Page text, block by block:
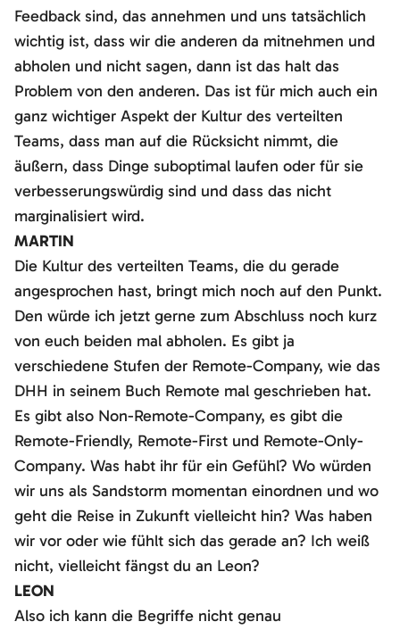
Feedback sind, das annehmen und uns tatsächlich
wichtig ist, dass wir die anderen da mitnehmen und
abholen und nicht sagen, dann ist das halt das
Problem von den anderen. Das ist für mich auch ein
ganz wichtiger Aspekt der Kultur des verteilten
Teams, dass man auf die Rücksicht nimmt, die
äußern, dass Dinge suboptimal laufen oder für sie
verbesserungswürdig sind und dass das nicht
marginalisiert wird.
MARTIN
Die Kultur des verteilten Teams, die du gerade
angesprochen hast, bringt mich noch auf den Punkt.
Den würde ich jetzt gerne zum Abschluss noch kurz
von euch beiden mal abholen. Es gibt ja
verschiedene Stufen der Remote-Company, wie das
DHH in seinem Buch Remote mal geschrieben hat.
Es gibt also Non-Remote-Company, es gibt die
Remote-Friendly, Remote-First und Remote-Only-
Company. Was habt ihr für ein Gefühl? Wo würden
wir uns als Sandstorm momentan einordnen und wo
geht die Reise in Zukunft vielleicht hin? Was haben
wir vor oder wie fühlt sich das gerade an? Ich weiß
nicht, vielleicht fängst du an Leon?
LEON
Also ich kann die Begriffe nicht genau